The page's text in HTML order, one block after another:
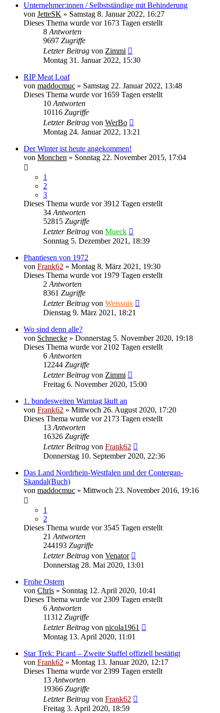
Unternehmer:innen / Selbstständige mit Behinderung
von JetteSK » Samstag 8. Januar 2022, 16:27
Dieses Thema wurde vor 1673 Tagen erstellt
8 Antworten
9697 Zugriffe
Letzter Beitrag von Zimmi
Montag 31. Januar 2022, 15:30
RIP Meat Loaf
von maddocmuc » Samstag 22. Januar 2022, 13:48
Dieses Thema wurde vor 1659 Tagen erstellt
10 Antworten
10116 Zugriffe
Letzter Beitrag von WerBo
Montag 24. Januar 2022, 13:21
Der Winter ist heute angekommen!
von Monchen » Sonntag 22. November 2015, 17:04
1
2
3
Dieses Thema wurde vor 3912 Tagen erstellt
34 Antworten
52815 Zugriffe
Letzter Beitrag von Mueck
Sonntag 5. Dezember 2021, 18:39
Phantiesen von 1972
von Frank62 » Montag 8. März 2021, 19:30
Dieses Thema wurde vor 1979 Tagen erstellt
2 Antworten
8361 Zugriffe
Letzter Beitrag von Weissnix
Dienstag 9. März 2021, 18:21
Wo sind denn alle?
von Schnecke » Donnerstag 5. November 2020, 19:18
Dieses Thema wurde vor 2102 Tagen erstellt
6 Antworten
12244 Zugriffe
Letzter Beitrag von Zimmi
Freitag 6. November 2020, 15:00
1. bundesweiten Warntag läuft an
von Frank62 » Mittwoch 26. August 2020, 17:20
Dieses Thema wurde vor 2173 Tagen erstellt
13 Antworten
16326 Zugriffe
Letzter Beitrag von Frank62
Donnerstag 10. September 2020, 22:36
Das Land Nordrhein-Westfalen und der Contergan-
Skandal(Buch)
von maddocmuc » Mittwoch 23. November 2016, 19:16
1
2
Dieses Thema wurde vor 3545 Tagen erstellt
21 Antworten
244193 Zugriffe
Letzter Beitrag von Venator
Donnerstag 28. Mai 2020, 13:01
Frohe Ostern
von Chris » Sonntag 12. April 2020, 10:41
Dieses Thema wurde vor 2309 Tagen erstellt
6 Antworten
11312 Zugriffe
Letzter Beitrag von nicola1961
Montag 13. April 2020, 11:01
Star Trek: Picard – Zweite Staffel offiziell bestätigt
von Frank62 » Montag 13. Januar 2020, 12:17
Dieses Thema wurde vor 2399 Tagen erstellt
13 Antworten
19366 Zugriffe
Letzter Beitrag von Frank62
Freitag 3. April 2020, 18:59